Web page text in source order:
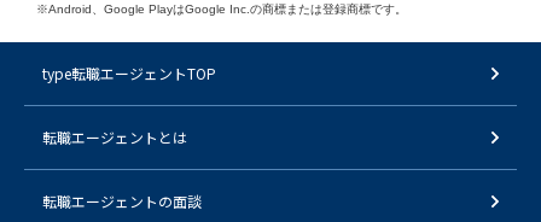
※Android、Google PlayはGoogle Inc.の商標または登録商標です。
type転職エージェントTOP
転職エージェントとは
転職エージェントの面談